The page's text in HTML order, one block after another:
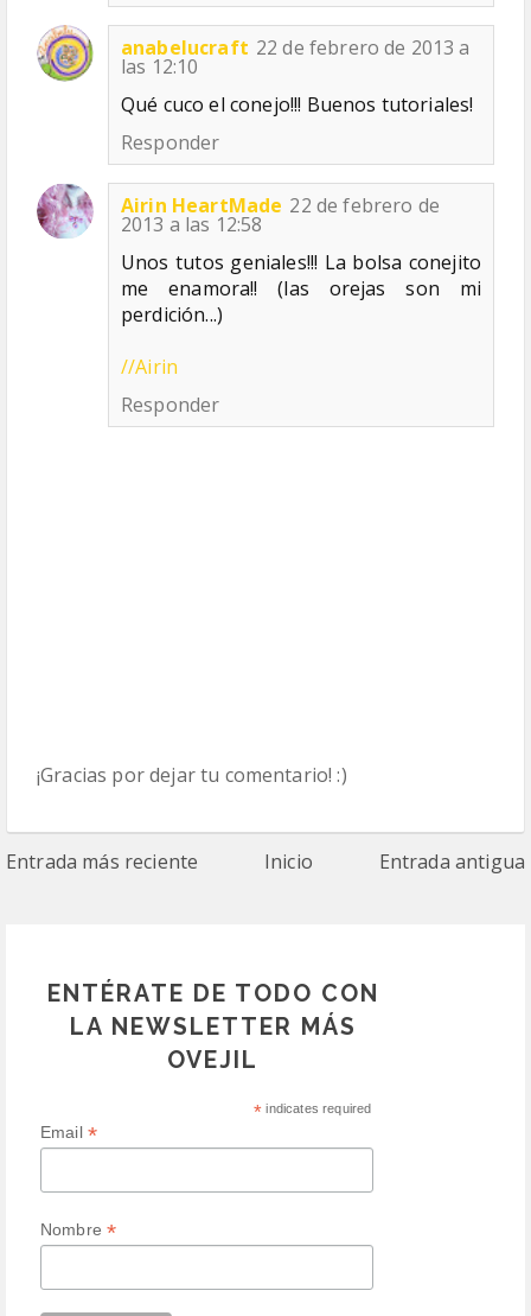
anabelucraft 22 de febrero de 2013 a
las 12:10
Qué cuco el conejo!!! Buenos tutoriales!
Responder
Airin HeartMade 22 de febrero de
2013 a las 12:58
Unos tutos geniales!!! La bolsa conejito
me enamora!! (las orejas son mi
perdición...)
//Airin
Responder
¡Gracias por dejar tu comentario! :)
Entrada más reciente Inicio Entrada antigua
ENTÉRATE DE TODO CON
LA NEWSLETTER MÁS
OVEJIL
* indicates required
Email *
Nombre*